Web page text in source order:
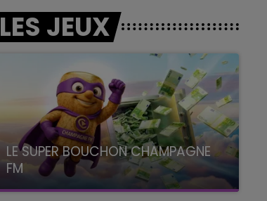
LES JEUX
LE SUPER BOUCHON CHAMPAGNE
FM
avec La Famille Champagne FM, à 8H10